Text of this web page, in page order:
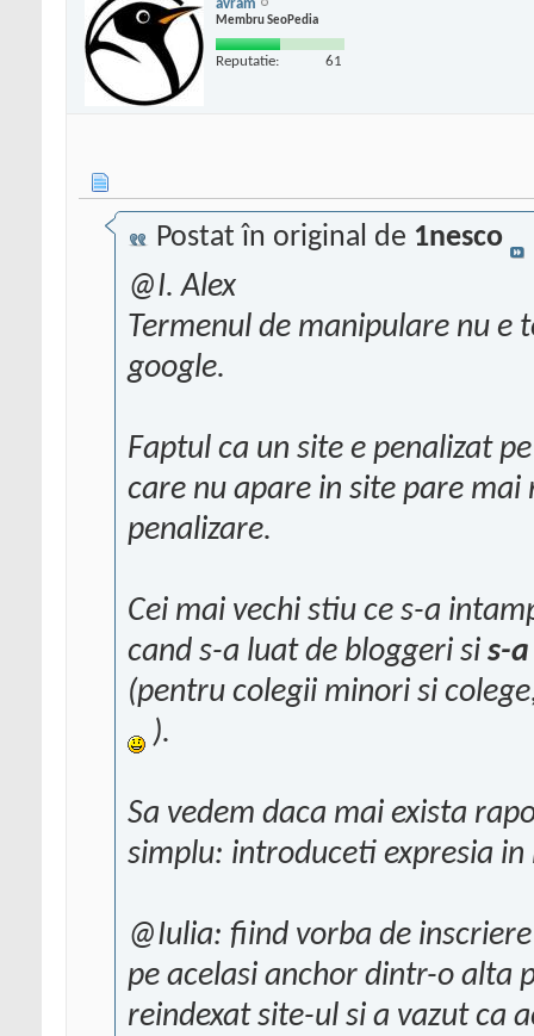
avram
Membru SeoPedia
Reputatie: 61
Postat în original de 1nesco
@I. Alex
Termenul de manipulare nu
google.
Faptul ca un site e penalizat
care nu apare in site pare
penalizare.
Cei mai vechi stiu ce s-a
cand s-a luat de bloggeri si s-
(pentru colegii minori si
).
Sa vedem daca mai exista
simplu: introduceti expresia in
@Iulia: fiind vorba de
pe acelasi anchor dintr-o alta
reindexat site-ul si a vazut ca